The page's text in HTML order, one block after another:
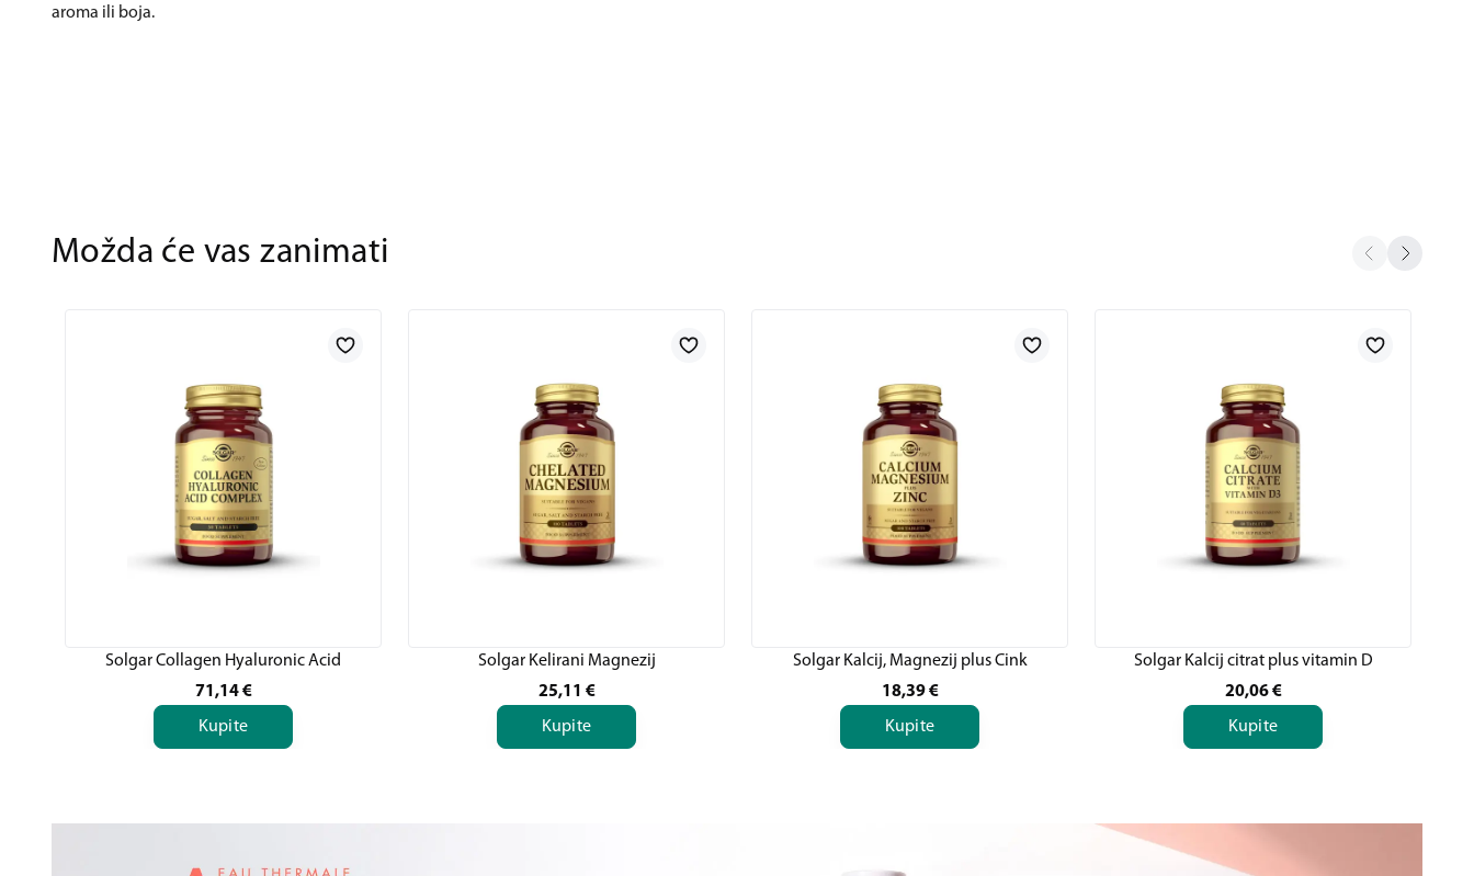
aroma ili boja.
Možda će vas zanimati
Solgar Collagen Hyaluronic Acid
71,14 €
Kupite
Solgar Kelirani Magnezij
25,11 €
Kupite
Solgar Kalcij, Magnezij plus Cink
18,39 €
Kupite
Solgar Kalcij citrat plus vitamin D
20,06 €
Kupite